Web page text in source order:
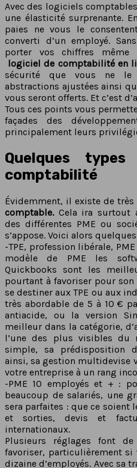
Avec des logiciels
une élasticité surprenante.
paies ne vous le
converti d’un employé.
porter vos chiffres même
logiciel de comptabilité en
sécurité que vous ne le
abstractions ajustées ainsi
vous seront offerts. Et c’est
Tous ces points vous
façades des
principalement leurs
Quelques
comptabilité
Évidemment, il existe de
comptable.Cela ira surtout
des différentes PME ou
s’appose. Voici alors
-TPE, profession libérale,
modèle de PME les
Quickbooks sont les
pourtant à favoriser pour
se destiner aux TPE ou aux
très abordable de 5 à 10 €
antiacide, ou la version
meilleur dans la catégorie,
l’une des plus visibles du
simple, sa prédisposition
ainsi, sa gestion multidevise
votre entreprise à un rang
-PME 10 employés et + :
beaucoup de salariés, une
sera parfaites : que ce soient
et sorties, devis et
internationaux.
Plusieurs réglages font
favoriser, particulièrement si
dizaine d’employés. Avec sa